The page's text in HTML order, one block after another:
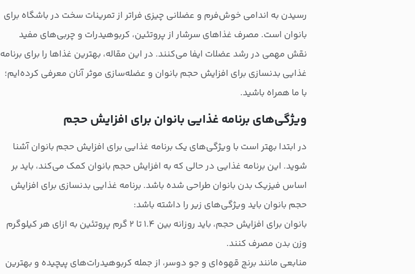
رسیدن به اندامی خوش‌فرم و عضلانی چیزی فراتر از تمرینات سخت در باشگاه برای
بانوان است. مصرف غذاهای سرشار از پروتئین، کربوهیدرات و چربی‌های مفید
نقش مهمی در رشد عضلات ایفا می‌کنند. در این مقاله، بهترین غذاها را برای برنامه
غذایی بدنسازی برای افزایش حجم بانوان و عضله‌سازی موثر آنان معرفی کرده‌ایم؛
با ما همراه باشید.
ویژگی‌های برنامه غذایی بانوان برای افزایش حجم
در ابتدا بهتر است با ویژگی‌های یک برنامه غذایی برای افزایش حجم بانوان آشنا
شوید. این برنامه غذایی در حالی که به افزایش حجم بانوان کمک می‌کند، باید بر
اساس فیزیک بدن بانوان طراحی شده باشد. برنامه غذایی بدنسازی برای افزایش
حجم بانوان باید ویژگی‌های زیر را داشته باشد:
بانوان برای افزایش حجم، باید روزانه بین ۱.۴ تا ۲ گرم پروتئین به ازای هر کیلوگرم
وزن بدن مصرف کنند.
منابعی مانند برنج قهوه‌ای و جو دوسر، از جمله کربوهیدرات‌های پیچیده و بهترین